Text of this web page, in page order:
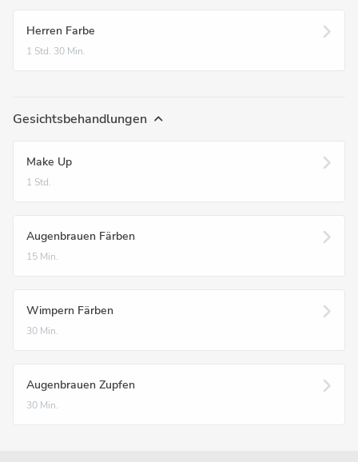
Herren Farbe
1 Std. 30 Min.
Gesichtsbehandlungen
Make Up
1 Std.
Augenbrauen Färben
15 Min.
Wimpern Färben
30 Min.
Augenbrauen Zupfen
30 Min.